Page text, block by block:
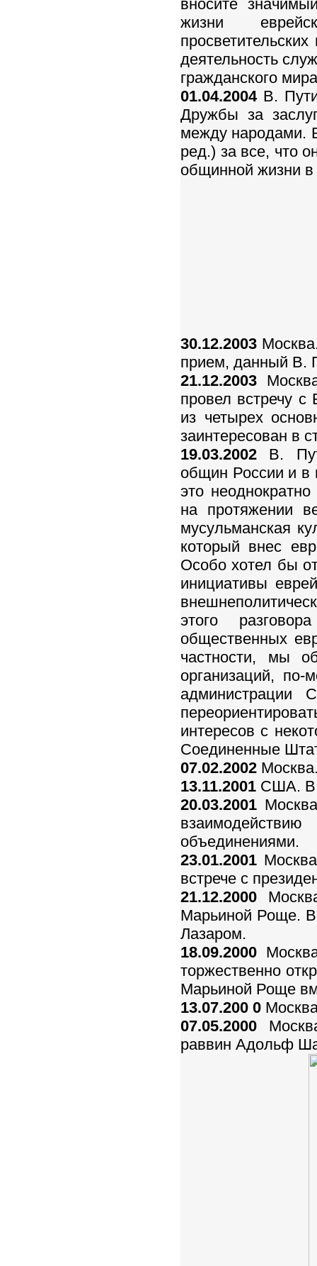
вносите
жизни
деятельность
гражданского
01.04.2004В.
Дружбы за
между народами.
ред.) за все, что
общинной жизни в
30.12.2003
прием, данный В.
21.12.2003
провел встречу
из четырех
заинтересован в
19.03.2002 В.
общин России и в
это
на протяжении
мусульманская
который внес
Особо хотел бы
инициативы
этого
общественных
частности, мы
организаций, по-
администрации
интересов с
Соединенные
07.02.2002
13.11.2001 США. В.
20.03.2001
объединениями.
23.01.2001
встрече с
21.12.2000
Марьиной Роще.
Лазаром.
18.09.2000
торжественно
Марьиной Роще
13.07.200 0
07.05.2000
раввин Адольф